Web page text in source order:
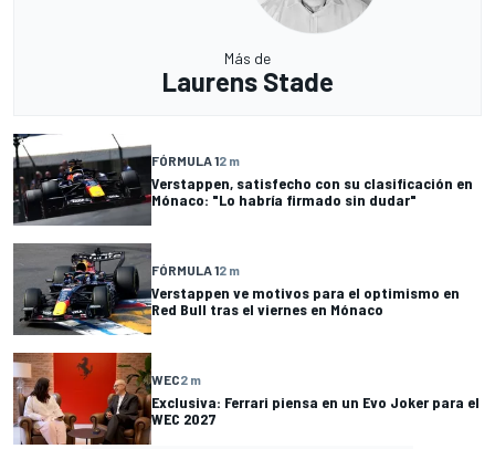
Más de
Laurens Stade
FÓRMULA 12 m
Verstappen, satisfecho con su clasificación en
Mónaco: "Lo habría firmado sin dudar"
FÓRMULA 12 m
Verstappen ve motivos para el optimismo en
Red Bull tras el viernes en Mónaco
WEC2 m
Exclusiva: Ferrari piensa en un Evo Joker para el
WEC 2027